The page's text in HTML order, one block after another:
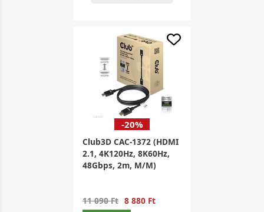
-20%
Club3D CAC-1372 (HDMI
2.1, 4K120Hz, 8K60Hz,
48Gbps, 2m, M/M)
11 090 Ft 8 880 Ft